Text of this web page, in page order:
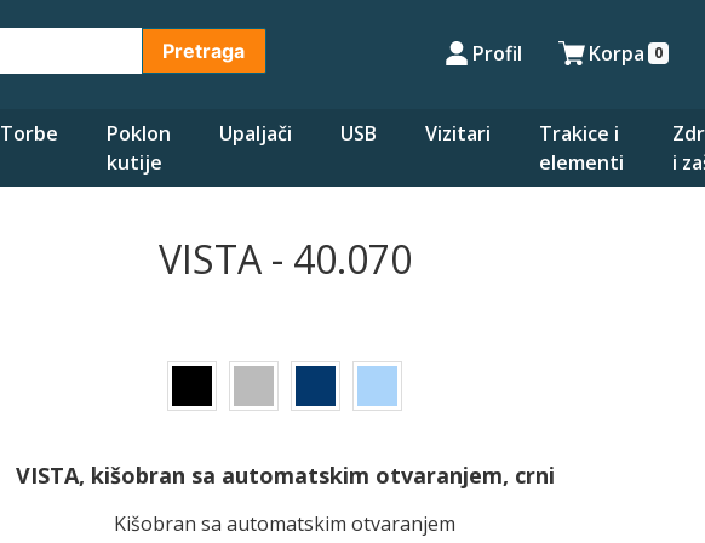
Pretraga Profil Korpa 0
Torbe
Poklon
kutije
Upaljači USB Vizitari
Trakice i
elementi
i
VISTA - 40.070
VISTA, kišobran sa automatskim otvaranjem, crni
Kišobran sa automatskim otvaranjem